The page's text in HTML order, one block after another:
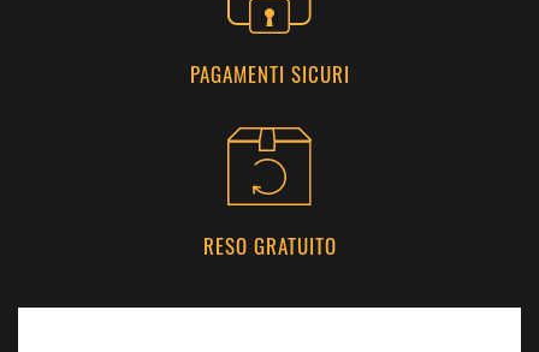
PAGAMENTI SICURI
RESO GRATUITO